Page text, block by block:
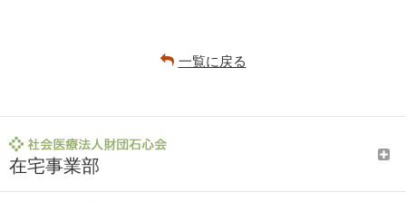
一覧に戻る
在宅事業部